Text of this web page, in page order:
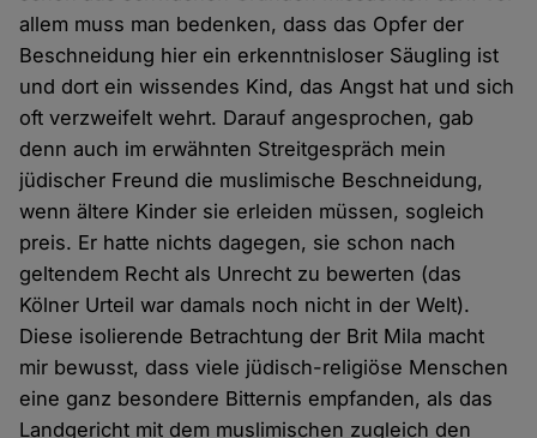
allem muss man bedenken, dass das Opfer der
Beschneidung hier ein erkenntnisloser Säugling ist
und dort ein wissendes Kind, das Angst hat und sich
oft verzweifelt wehrt. Darauf angesprochen, gab
denn auch im erwähnten Streitgespräch mein
jüdischer Freund die muslimische Beschneidung,
wenn ältere Kinder sie erleiden müssen, sogleich
preis. Er hatte nichts dagegen, sie schon nach
geltendem Recht als Unrecht zu bewerten (das
Kölner Urteil war damals noch nicht in der Welt).
Diese isolierende Betrachtung der Brit Mila macht
mir bewusst, dass viele jüdisch-religiöse Menschen
eine ganz besondere Bitternis empfanden, als das
Landgericht mit dem muslimischen zugleich den